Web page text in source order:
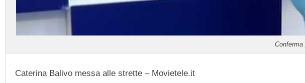
Caterina Balivo messa alle strette – Movietele.it